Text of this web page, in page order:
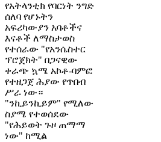
የአትላንቲክ የባርነት ንግድ
ሰለባ የሆኑትን
አፍሪካውያን አባቶችና
እናቶች ለማስታወስ
የተሰራው "የአንሴስተር
ፕሮጀክት" በጋናዊው
ቀራጭ ኳሜ አኮቶ-ባምፎ
የተዘጋጀ ሕያው የጥበብ
ሥራ ነው።
"ንኪይንኪይም" የሚለው
ስያሜ የተወሰደው
"የሕይወት ጉዞ ጠማማ
ነው" ከሚል